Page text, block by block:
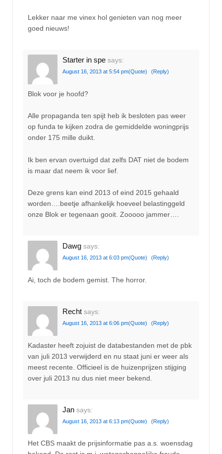
Lekker naar me vinex hol genieten van nog meer
goed nieuws!
Starter in spe says:
August 16, 2013 at 5:54 pm(Quote) (Reply)
Blok voor je hoofd?
Alle propaganda ten spijt heb ik besloten pas weer
op funda te kijken zodra de gemiddelde woningprijs
onder 175 mille duikt.
Ik ben ervan overtuigd dat zelfs DAT niet de bodem
is maar dat neem ik voor lief.
Deze grens kan eind 2013 of eind 2015 gehaald
worden….beetje afhankelijk hoeveel belastinggeld
onze Blok er tegenaan gooit. Zooooo jammer….
Dawg says:
August 16, 2013 at 6:03 pm(Quote) (Reply)
Ai, toch de bodem gemist. The horror.
Recht says:
August 16, 2013 at 6:06 pm(Quote) (Reply)
Kadaster heeft zojuist de databestanden met de pbk
van juli 2013 verwijderd en nu staat juni er weer als
meest recente. Officieel is de huizenprijzen stijging
over juli 2013 nu dus niet meer bekend.
Jan says:
August 16, 2013 at 6:13 pm(Quote) (Reply)
Het CBS maakt de prijsinformatie pas a.s. woensdag